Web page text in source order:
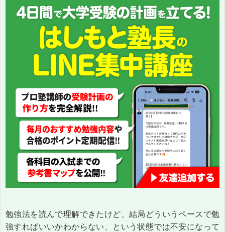
勉強法を読んで理解できたけど、結局どういうペースで勉
強すればいいかわからない、という状態では不安になって